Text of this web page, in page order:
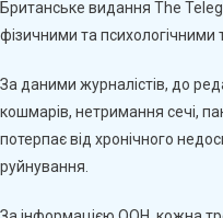
Британське видання The
фізичними та психологічними
За даними журналістів, до
кошмарів, нетримання сечі,
потерпає від хронічного
руйнування.